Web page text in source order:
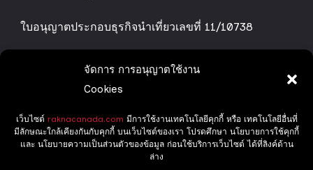
จัดการ การอนุญาตใช้งาน
Cookies
เว็บไซต์ raknacanada.com มีการใช้งานเทคโนโลยีคุกกี้ หรือ เทคโนโลยีอื่นที่
มีลักษณะใกล้เคียงกันกับคุกกี้ บนเว็บไซต์ของเรา โปรดศึกษา นโยบายการใช้คุกกี้
และ นโยบายความเป็นส่วนตัวของข้อมูล ก่อนใช้บริการเว็บไซต์ ได้ที่ลิงค์ด้าน
ล่าง
ใบอนุญาตประกอบธุรกิจนำเที่ยวเลขที่ 11/10738
ทริปทัวร์ของเรา
Grand Canada